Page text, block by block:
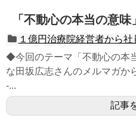
「不動心の本当の意味」
１億円治療院経営者から
◆今回のテーマ「不動心の本
な田坂広志さんのメルマガか
-...
記事